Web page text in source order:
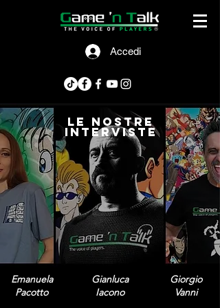
Accedi
le nostre
interviste
Emanuela
Pacotto
Gianluca
Iacono
Giorgio
Vanni